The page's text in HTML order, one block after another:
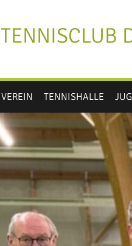
TENNISCLUB
VEREIN TENNISHALLE